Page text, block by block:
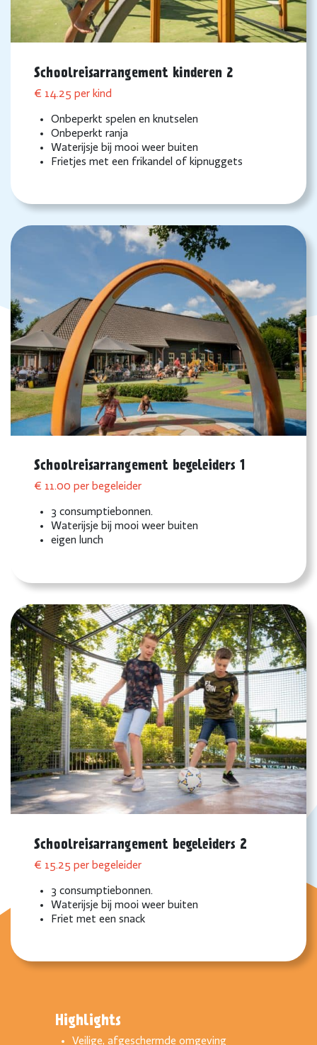
Schoolreisarrangement kinderen 2
€ 14.25 per kind
Onbeperkt spelen en knutselen
Onbeperkt ranja
Waterijsje bij mooi weer buiten
Frietjes met een frikandel of kipnuggets
Schoolreisarrangement begeleiders 1
€ 11.00 per begeleider
3 consumptiebonnen.
Waterijsje bij mooi weer buiten
eigen lunch
Schoolreisarrangement begeleiders 2
€ 15.25 per begeleider
3 consumptiebonnen.
Waterijsje bij mooi weer buiten
Friet met een snack
Highlights
Veilige, afgeschermde omgeving